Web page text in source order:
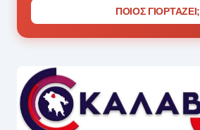
ΠΟΙΟΣ ΓΙΟΡΤΑΖΕΙ;